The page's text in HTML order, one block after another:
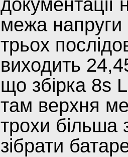
документації
межа напруги
трьох
виходить
що збірка 8s
там верхня
трохи більша
зібрати